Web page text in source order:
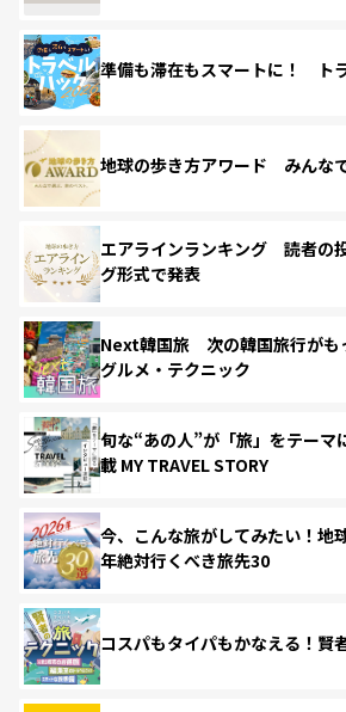
準備も滞在もスマートに！ ト
地球の歩き方アワード みんな
エアラインランキング 読者の
グ形式で発表
Next韓国旅 次の韓国旅行がも
グルメ・テクニック
旬な“あの人”が「旅」をテーマ
載 MY TRAVEL STORY
今、こんな旅がしてみたい！地
年絶対行くべき旅先30
コスパもタイパもかなえる！賢